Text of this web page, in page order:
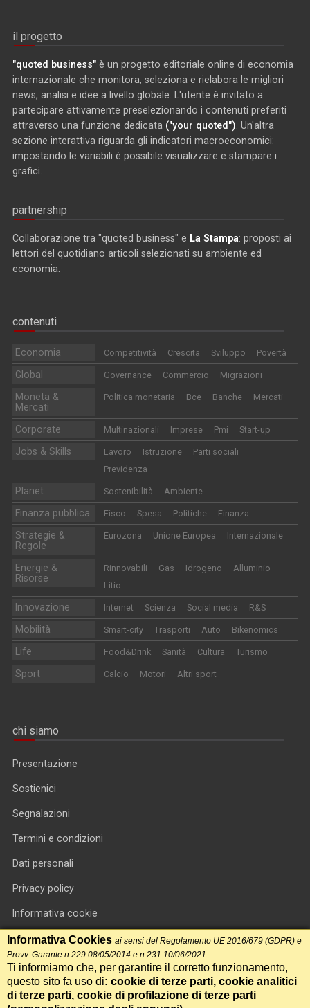
il progetto
"quoted business" è un progetto editoriale online di economia
internazionale che monitora, seleziona e rielabora le migliori
news, analisi e idee a livello globale. L'utente è invitato a
partecipare attivamente preselezionando i contenuti preferiti
attraverso una funzione dedicata ("your quoted") . Un'altra
sezione interattiva riguarda gli indicatori macroeconomici:
impostando le variabili è possibile visualizzare e stampare i
grafici.
partnership
Collaborazione tra "quoted business" e La Stampa: proposti ai
lettori del quotidiano articoli selezionati su ambiente ed
economia.
contenuti
Economia Competitività Crescita Sviluppo Povertà
Global Governance Commercio Migrazioni
Moneta &
Mercati
Politica monetaria Bce Banche Mercati
Corporate Multinazionali Imprese Pmi Start-up
Jobs & Skills Lavoro Istruzione
Parti sociali
Previdenza
Planet Sostenibilità Ambiente
Finanza pubblica Fisco Spesa Politiche Finanza
Strategie &
Regole
Eurozona Unione Europea Internazionale
Energie &
Risorse
Rinnovabili Gas Idrogeno
Alluminio
Litio
Innovazione Internet Scienza Social media R&S
Mobilità Smart-city Trasporti Auto Bikenomics
Life Food&Drink Sanità Cultura Turismo
Sport Calcio Motori Altri sport
chi siamo
Presentazione
Sostienici
Segnalazioni
Termini e condizioni
Dati personali
Privacy policy
Informativa cookie
RSS feed
RSS Top News
Contatti
Informativa Cookies ai sensi del Regolamento UE 2016/679 (GDPR) e
Provv. Garante n.229 08/05/2014 e n.231 10/06/2021
Ti informiamo che, per garantire il corretto funzionamento,
questo sito fa uso di: cookie di terze parti, cookie analitici
di terze parti, cookie di profilazione di terze parti